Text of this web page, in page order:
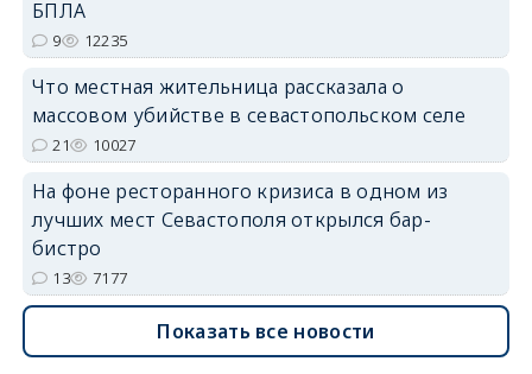
БПЛА
9 12235
Что местная жительница рассказала о
массовом убийстве в севастопольском селе
21 10027
На фоне ресторанного кризиса в одном из
лучших мест Севастополя открылся бар-
бистро
13 7177
Показать все новости